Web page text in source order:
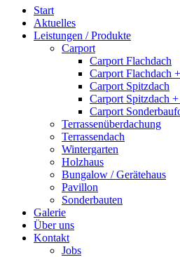
Start
Aktuelles
Leistungen / Produkte
Carport
Carport Flachdach
Carport Flachdach
Carport Spitzdach
Carport Spitzdach
Carport
Terrassenüberdachung
Terrassendach
Wintergarten
Holzhaus
Bungalow / Gerätehaus
Pavillon
Sonderbauten
Galerie
Über uns
Kontakt
Jobs